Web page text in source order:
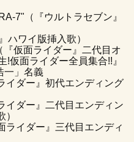
7"（『ウルトラセブン』
ハワイ版挿入歌）
仮面ライダー』二代目オ
仮面ライダー全員集合!!』
一」名義
イダー』初代エンディング
イダー』二代目エンディン
ライダー』三代目エンディ